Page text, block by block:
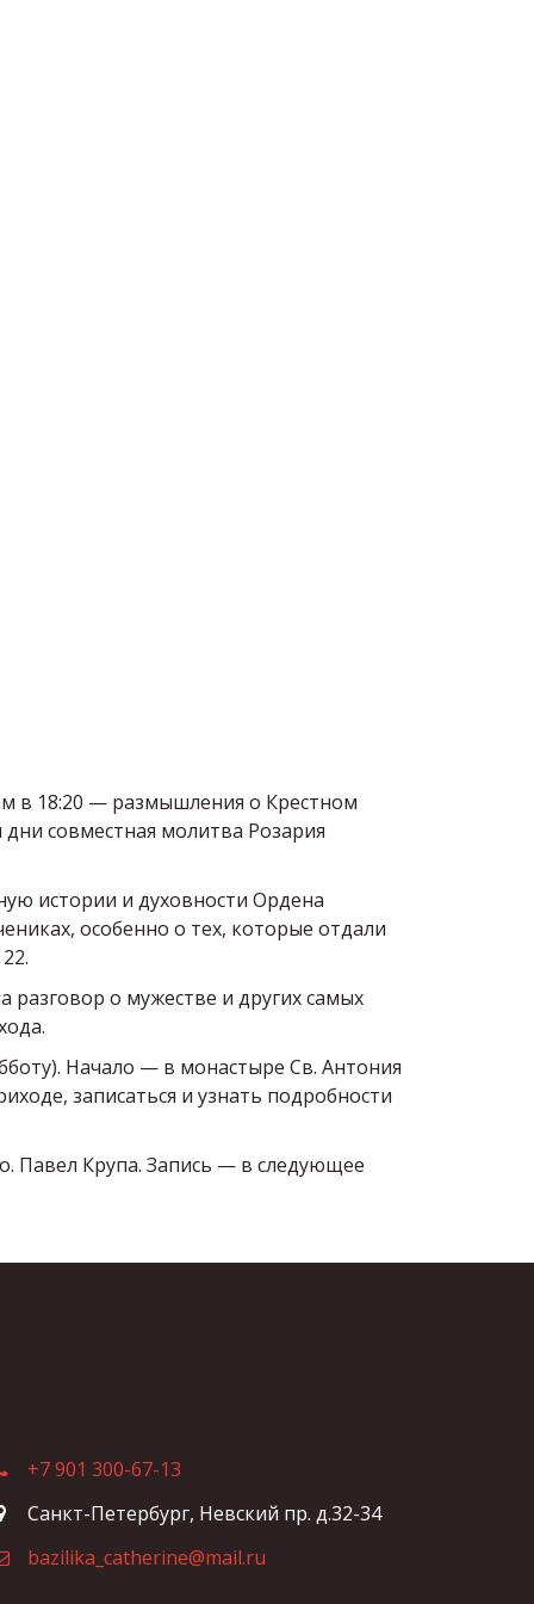
в 18:20 — размышления о Крестном
совместная молитва Розария
истории и духовности Ордена
особенно о тех, которые отдали
о мужестве и других самых
Начало — в монастыре Св. Антония
записаться и узнать подробности
Павел Крупа. Запись — в следующее
+7 901 300-67-13
Санкт-Петербург, Невский пр. д.32-34
bazilika_catherine@mail.ru